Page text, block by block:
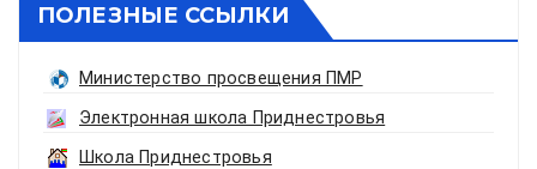
ПОЛЕЗНЫЕ ССЫЛКИ
Министерство просвещения ПМР
Электронная школа Приднестровья
Школа Приднестровья